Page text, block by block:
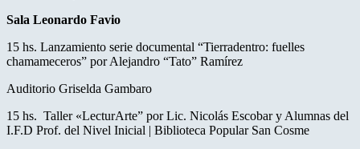
Sala Leonardo Favio
15 hs. Lanzamiento serie documental “Tierradentro: fuelles
chamameceros” por Alejandro “Tato” Ramírez
Auditorio Griselda Gambaro
15 hs. Taller «LecturArte” por Lic. Nicolás Escobar y Alumnas del
I.F.D Prof. del Nivel Inicial | Biblioteca Popular San Cosme